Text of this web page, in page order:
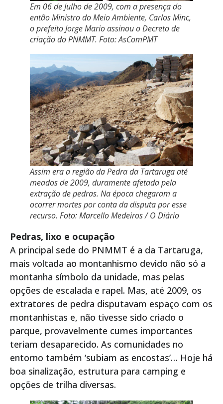
Em 06 de Julho de 2009, com a presença do
então Ministro do Meio Ambiente, Carlos Minc,
o prefeito Jorge Mario assinou o Decreto de
criação do PNMMT. Foto: AsComPMT
Assim era a região da Pedra da Tartaruga até
meados de 2009, duramente afetada pela
extração de pedras. Na época chegaram a
ocorrer mortes por conta da disputa por esse
recurso. Foto: Marcello Medeiros / O Diário
Pedras, lixo e ocupação
A principal sede do PNMMT é a da Tartaruga,
mais voltada ao montanhismo devido não só a
montanha símbolo da unidade, mas pelas
opções de escalada e rapel. Mas, até 2009, os
extratores de pedra disputavam espaço com os
montanhistas e, não tivesse sido criado o
parque, provavelmente cumes importantes
teriam desaparecido. As comunidades no
entorno também ‘subiam as encostas’… Hoje há
boa sinalização, estrutura para camping e
opções de trilha diversas.